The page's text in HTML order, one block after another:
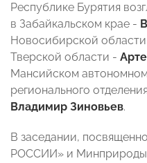
Республике Бурятия
в Забайкальском крае -
Новосибирской
Тверской области -
Мансийском
регионального
Владимир Зиновьев.
В заседании,
РОССИИ» и Минприроды